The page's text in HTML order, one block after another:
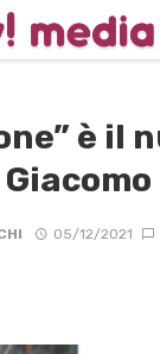
è il
05/12/2021